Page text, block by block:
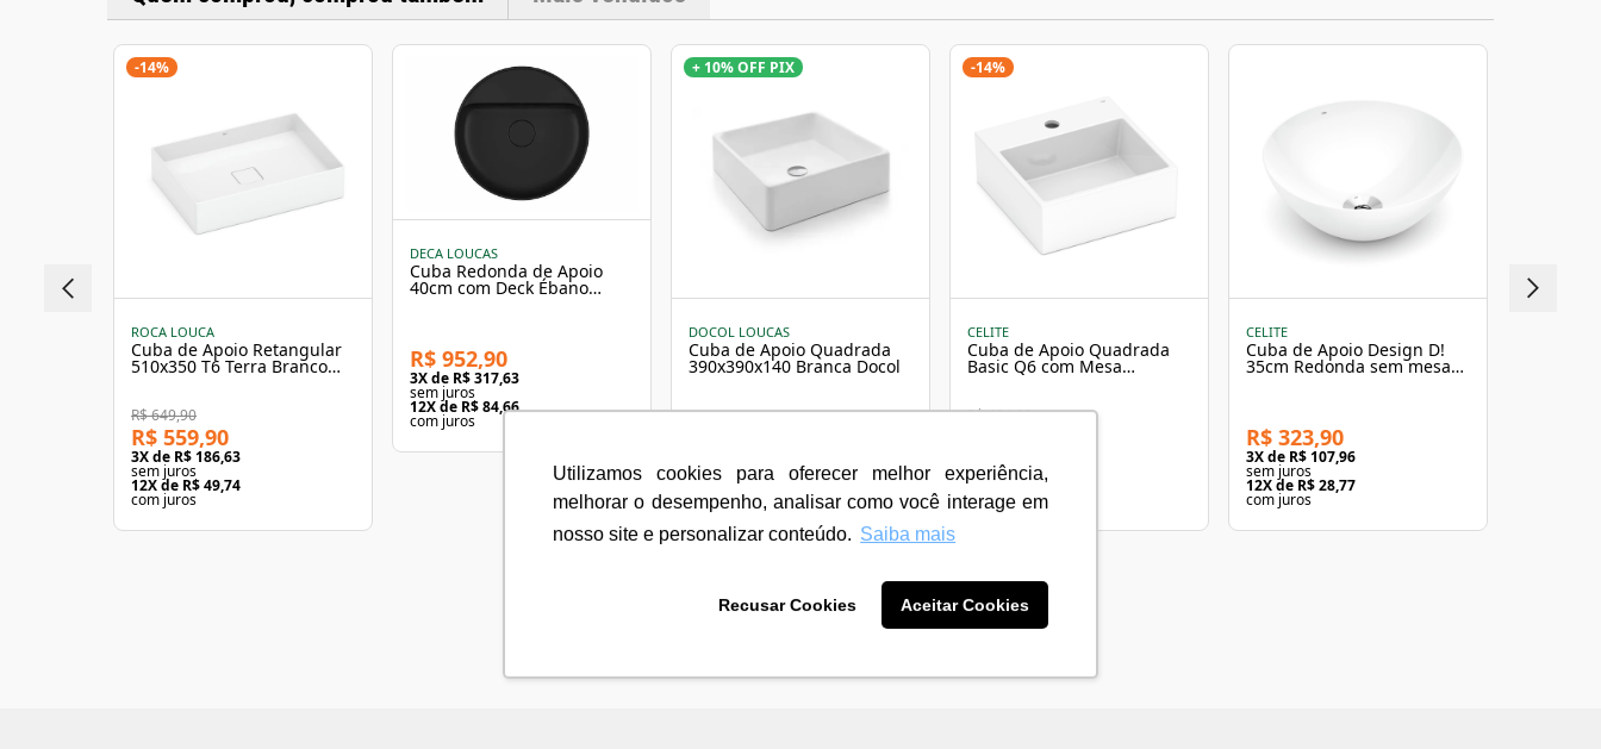
Utilizamos cookies para oferecer melhor experiência,
melhorar o desempenho, analisar como você interage em
nosso site e personalizar conteúdo. Saiba mais
Recusar Cookies Aceitar Cookies
ROCA LOUCA
Cuba de Apoio Retangular
510x350 T6 Terra Branco
R$ 649,90
R$ 559,90
3X de R$ 186,63
sem juros
12X de R$ 49,74
com juros
-14%
DECA LOUCAS
Cuba Redonda de Apoio
40cm com Deck Ébano
R$ 952,90
3X de R$ 317,63
sem juros
12X de R$ 84,66
com juros
DOCOL LOUCAS
Cuba de Apoio Quadrada
390x390x140 Branca Docol
sem juros
12X de R$ 65,38
com juros
+ 10% OFF PIX
CELITE
Cuba de Apoio Quadrada
Basic Q6 com Mesa
35x35cm Branco Celite
R$ 404,90
sem juros
12X de R$ 31,08
com juros
-14%
CELITE
Cuba de Apoio Design D!
35cm Redonda sem mesa
R$ 323,90
3X de R$ 107,96
sem juros
12X de R$ 28,77
com juros